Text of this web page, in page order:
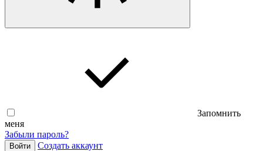
Запомнить
меня
Забыли пароль?
Войти Cоздать аккаунт